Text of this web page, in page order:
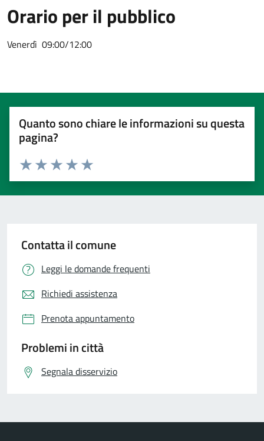
Orario per il pubblico
Venerdì 09:00/12:00
Quanto sono chiare le informazioni su questa
pagina?
Valuta 5 stelle su 5
Valuta 4 stelle su 5
Valuta 3 stelle su 5
Valuta 2 stelle su 5
Valuta 1 stelle su 5
Contatta il comune
Leggi le domande frequenti
Richiedi assistenza
Prenota appuntamento
Problemi in città
Segnala disservizio